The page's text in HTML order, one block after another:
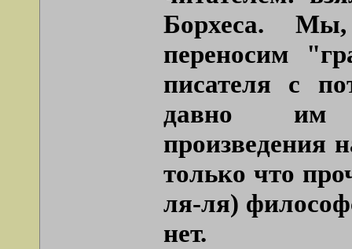
Борхеса.
переносим
писателя с
давно им
произведения
только что
ля-ля)
нет.